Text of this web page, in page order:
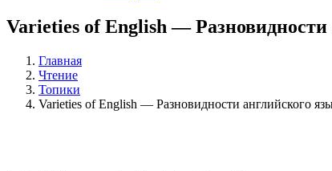
Varieties of English — Разновидности
Главная
Чтение
Топики
Varieties of English — Разновидности английского